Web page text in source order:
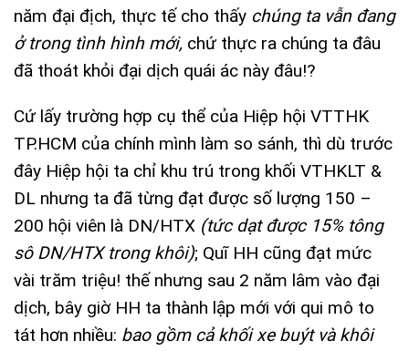
năm đại địch, thực tế cho thấy chúng ta vẫn đang
ở trong tình hình mới, chứ thực ra chúng ta đâu
đã thoát khỏi đại dịch quái ác này đâu!?
Cứ lấy trường hợp cụ thể của Hiệp hội VTTHK
TP.HCM của chính mình làm so sánh, thì dù trước
đây Hiệp hội ta chỉ khu trú trong khối VTHKLT &
DL nhưng ta đã từng đạt được số lượng 150 –
200 hội viên là DN/HTX (tức dạt được 15% tông
sô DN/HTX trong khôi); Quĩ HH cũng đạt mức
vài trăm triệu! thế nhưng sau 2 năm lâm vào đại
dịch, bây giờ HH ta thành lập mới với qui mô to
tát hơn nhiều: bao gồm cả khối xe buýt và khôi